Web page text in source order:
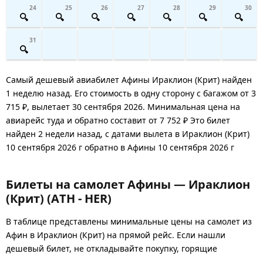
24 25 26 27 28 29 30
31
Самый дешевый авиабилет Афины Ираклион (Крит) найден
1 неделю назад. Его стоимость в одну сторону с багажом от 3
715 ₽, вылетает 30 сентября 2026. Минимальная цена на
авиарейс туда и обратно составит от 7 752 ₽ Это билет
найден 2 недели назад, с датами вылета в Ираклион (Крит)
10 сентября 2026 г обратно в Афины 10 сентября 2026 г
Билеты на самолет Афины — Ираклион
(Крит) (ATH - HER)
В таблице представлены минимальные цены на самолет из
Афин в Ираклион (Крит) на прямой рейс. Если нашли
дешевый билет, не откладывайте покупку, горящие